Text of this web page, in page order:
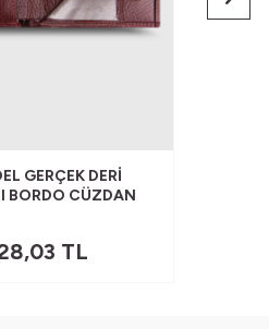
GERÇEK DERI
BORDO CÜZDAN
TL